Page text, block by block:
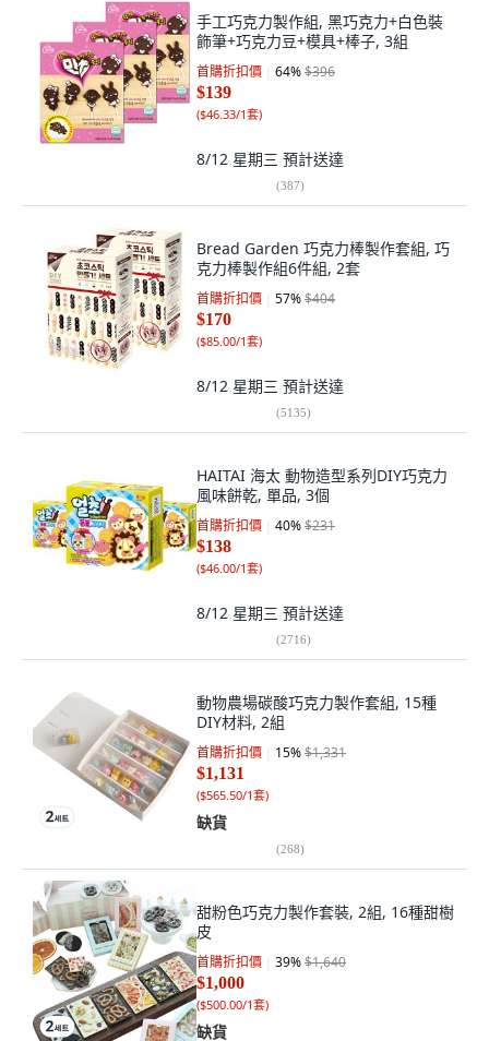
手工巧克力製作組, 黑巧克力+白色裝
飾筆+巧克力豆+模具+棒子, 3組
首購折扣價 64%$396
$139
($46.33/1套)
8/12 星期三 預計送達
(387)
Bread Garden 巧克力棒製作套組, 巧
克力棒製作組6件組, 2套
首購折扣價 57%$404
$170
($85.00/1套)
8/12 星期三 預計送達
(5135)
HAITAI 海太 動物造型系列DIY巧克力
風味餅乾, 單品, 3個
首購折扣價 40%$231
$138
($46.00/1套)
8/12 星期三 預計送達
(2716)
動物農場碳酸巧克力製作套組, 15種
DIY材料, 2組
首購折扣價 15%$1,331
$1,131
($565.50/1套)
缺貨
(268)
甜粉色巧克力製作套裝, 2組, 16種甜樹
皮
首購折扣價 39%$1,640
$1,000
($500.00/1套)
缺貨